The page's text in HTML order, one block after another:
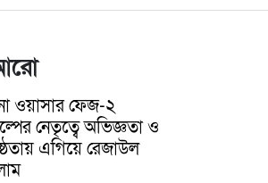
ওয়াসার ফেজ-২
নেতৃত্বে অভিজ্ঞতা ও
এগিয়ে রেজাউল